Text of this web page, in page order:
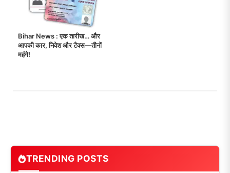
Bihar News : एक तारीख… और
आपकी कार, निवेश और टैक्स—तीनों
महंगे!
TRENDING POSTS